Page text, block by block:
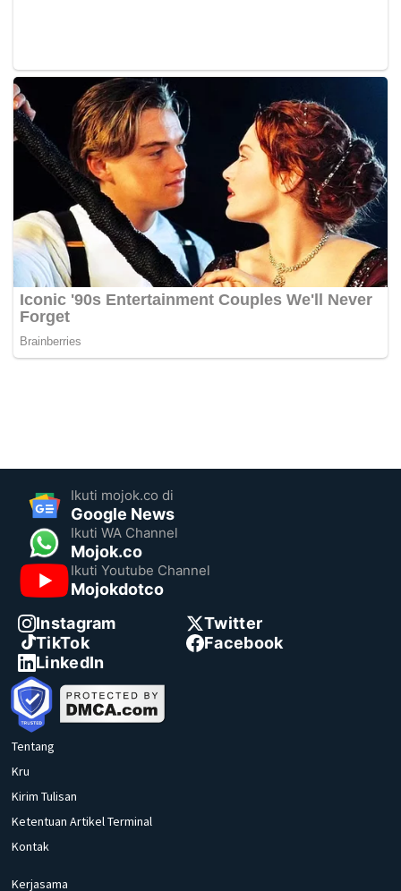
Ikuti mojok.co di
Google News
Ikuti WA Channel
Mojok.co
Ikuti Youtube Channel
Mojokdotco
Instagram
Twitter
TikTok
Facebook
LinkedIn
Tentang
Kru
Kirim Tulisan
Ketentuan Artikel Terminal
Kontak
Kerjasama